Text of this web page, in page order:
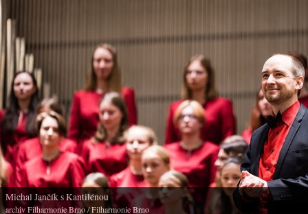
Michal Jančík s Kantilénou
archiv Filharmonie Brno/ Filharmonie Brno